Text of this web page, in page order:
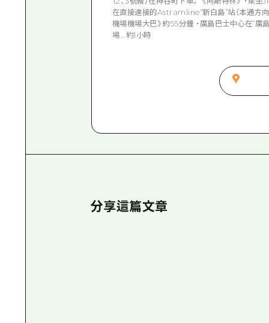
在直接連接的Astramline“新白島”站（本通方
機場機場大巴》約55分鐘 ・廣島巴士中心在“
場...約1小時
分享這篇文章